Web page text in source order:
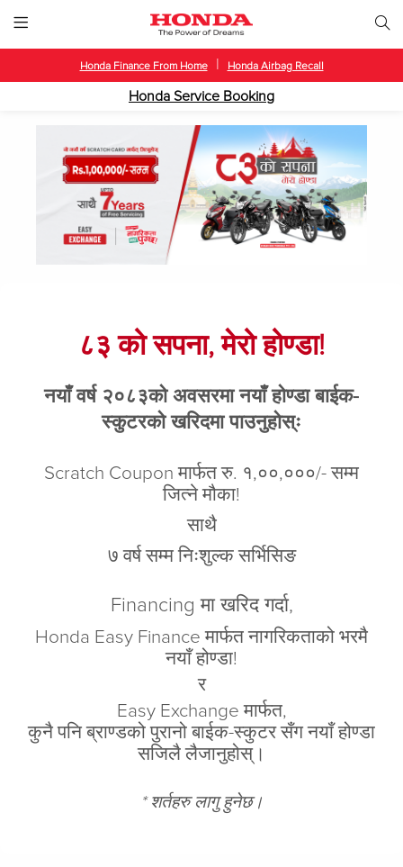
Honda Finance From Home Honda Airbag Recall
Honda Service Booking
८३ को सपना, मेरो होण्डा!
नयाँ वर्ष २०८३को अवसरमा नयाँ होण्डा बाईक-
स्कुटरको खरिदमा पाउनुहोस्ः
Scratch Coupon मार्फत रु. १,००,०००/- सम्म
जित्ने मौका!
साथै
७ वर्ष सम्म निःशुल्क सर्भिसिङ
Financing मा खरिद गर्दा,
Honda Easy Finance मार्फत नागरिकताको भरमै
नयाँ होण्डा!
र
Easy Exchange मार्फत,
कुनै पनि ब्राण्डको पुरानो बाईक-स्कुटर सँग नयाँ होण्डा
सजिलै लैजानुहोस्।
* शर्तहरु लागु हुनेछ।